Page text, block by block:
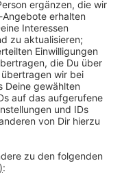
Besucher. Ab dem
abgesperrt.
sich die
Das
unter